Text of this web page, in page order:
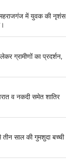
में युवक की नृशंस
ग्रामीणों का प्रदर्शन,
व नकदी समेत शातिर
साल की गुमशुदा बच्ची